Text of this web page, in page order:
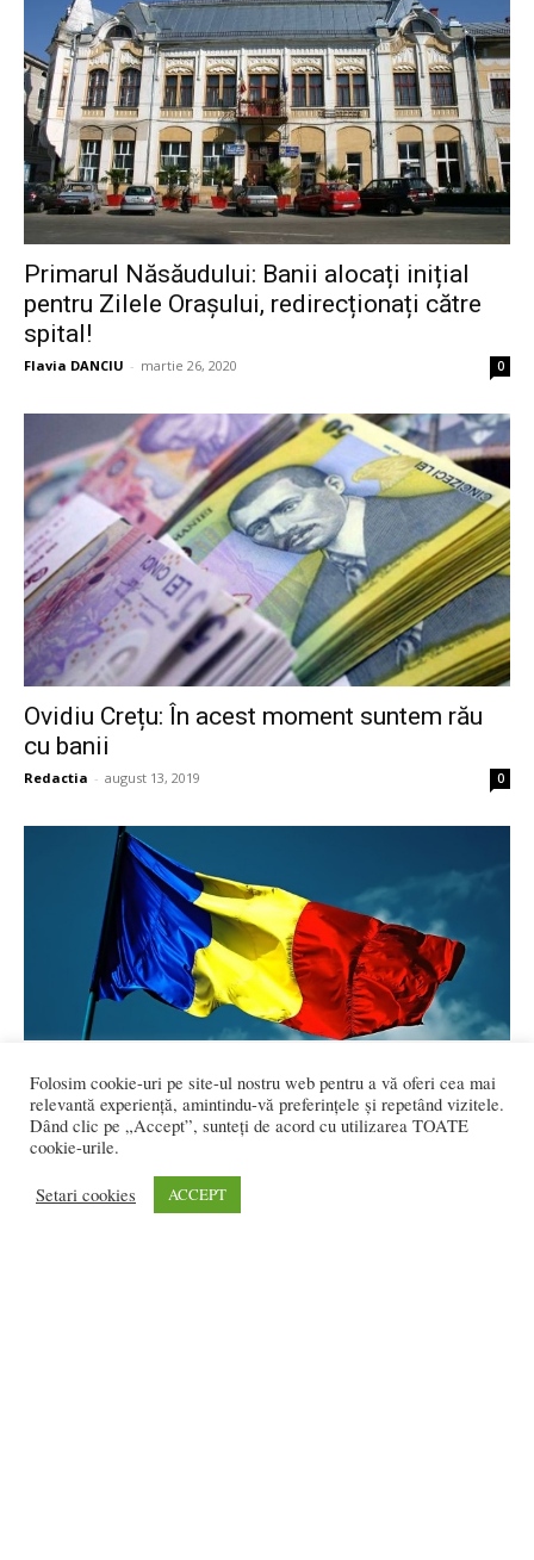
Primarul Năsăudului: Banii alocați inițial
pentru Zilele Orașului, redirecționați către
spital!
Flavia DANCIU - martie 26, 2020 0
Ovidiu Crețu: În acest moment suntem rău
cu banii
Redactia - august 13, 2019 0
Mircea Romocea: „La Mulți Ani, năsăudeni!
La Mulți Ani, români!”
Redactia - decembrie 1, 2018
Folosim cookie-uri pe site-ul nostru web pentru a vă oferi cea mai
relevantă experiență, amintindu-vă preferințele și repetând vizitele.
Dând clic pe „Accept”, sunteți de acord cu utilizarea TOATE
cookie-urile.
Setari cookies ACCEPT